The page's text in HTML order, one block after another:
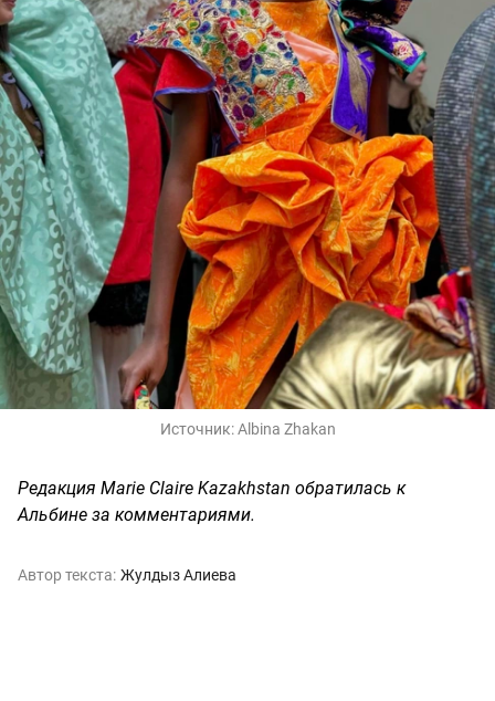
Источник:Albina Zhakan
Редакция Marie Claire Kazakhstan обратилась к
Альбине за комментариями.
Автор текста: Жулдыз Алиева